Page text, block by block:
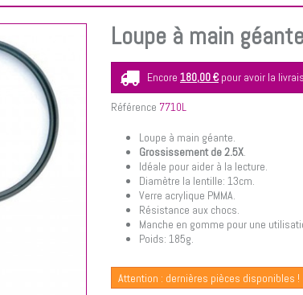
Loupe à main
Encore 180,00 € pour avoir la
Référence 7710L
Loupe à main géante.
Grossissement de 2.5X.
Idéale pour aider à la lecture.
Diamètre la lentille: 13cm.
Verre acrylique PMMA.
Résistance aux chocs.
Manche en gomme pour une
Poids: 185g.
Attention : dernières pièces disponibles !